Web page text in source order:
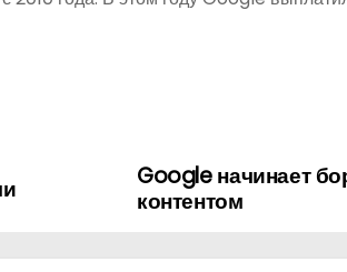
Google начинает
контентом